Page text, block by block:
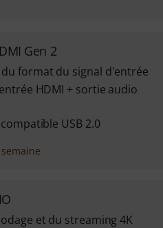
Gen 2
format du signal d'entrée
HDMI + sortie audio
USB 2.0
et du streaming 4K